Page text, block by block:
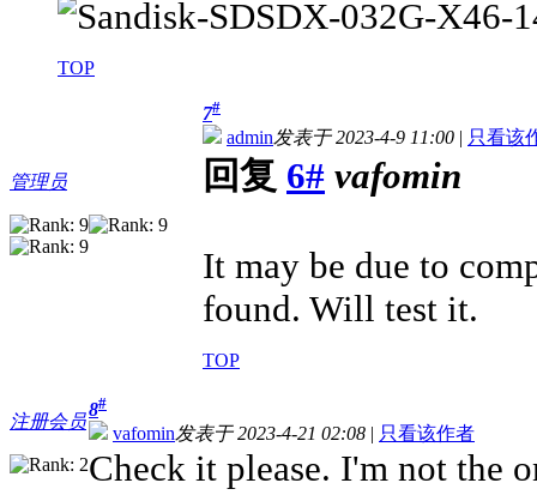
TOP
管理员
7#
admin发表于 2023-4-9 11:00 | 只看该
回复 6# vafomin
It may be due to
found. Will test it.
TOP
注册会员
8#
vafomin发表于 2023-4-21 02:08 | 只看该作者
Check it please. I'm not the